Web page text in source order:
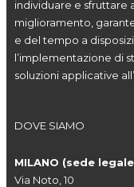
individuare e sfruttare
miglioramento,
e del tempo a
l’implementazione di
soluzioni applicative
DOVE SIAMO
MILANO (sede
Via Noto, 10